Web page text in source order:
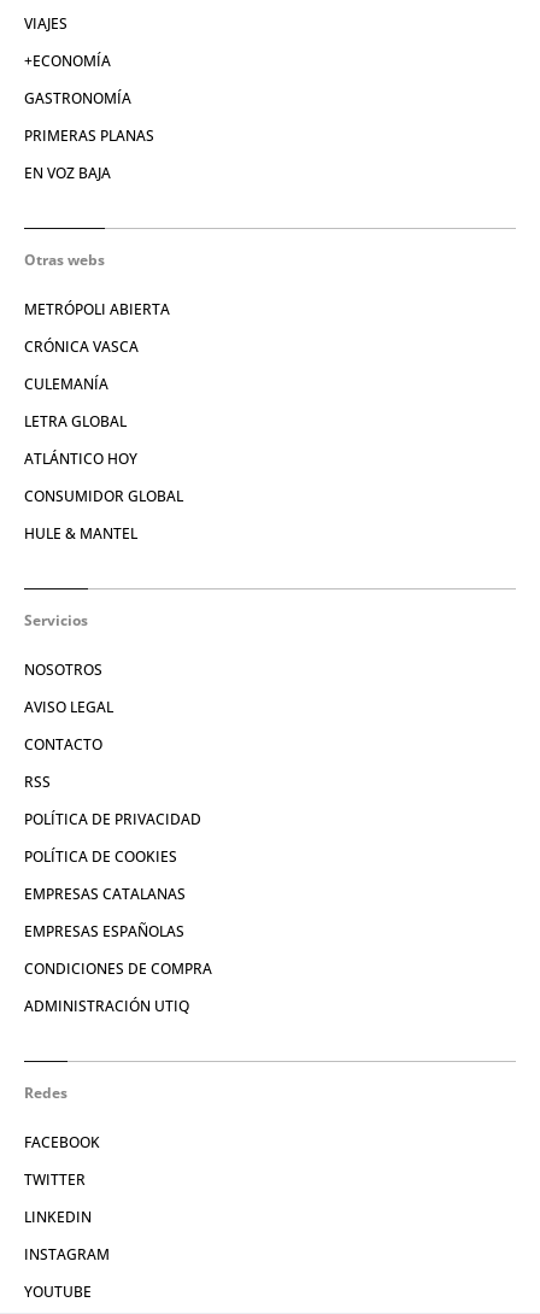
VIAJES
+ECONOMÍA
GASTRONOMÍA
PRIMERAS PLANAS
EN VOZ BAJA
Otras webs
METRÓPOLI ABIERTA
CRÓNICA VASCA
CULEMANÍA
LETRA GLOBAL
ATLÁNTICO HOY
CONSUMIDOR GLOBAL
HULE & MANTEL
Servicios
NOSOTROS
AVISO LEGAL
CONTACTO
RSS
POLÍTICA DE PRIVACIDAD
POLÍTICA DE COOKIES
EMPRESAS CATALANAS
EMPRESAS ESPAÑOLAS
CONDICIONES DE COMPRA
ADMINISTRACIÓN UTIQ
Redes
FACEBOOK
TWITTER
LINKEDIN
INSTAGRAM
YOUTUBE